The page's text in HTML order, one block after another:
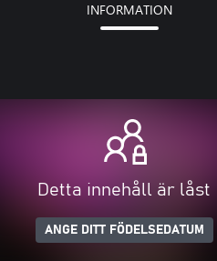
INFORMATION
Detta innehåll är låst
ANGE DITT FÖDELSEDATUM